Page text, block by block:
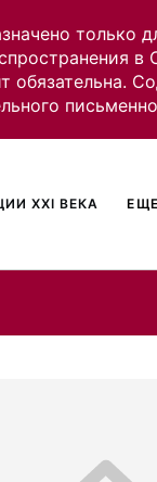
только
обязательна.
XXI ВЕКА ЕЩЕ